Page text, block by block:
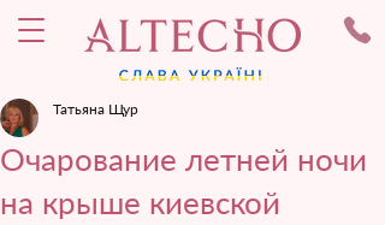
Очарование летней ночи
на крыше киевской
Татьяна Щур